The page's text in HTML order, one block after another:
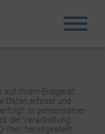
auf Ihrem Endgerät
Daten erfasst und
in gemeinsamer
der Verarbeitung:
bereitgestellt